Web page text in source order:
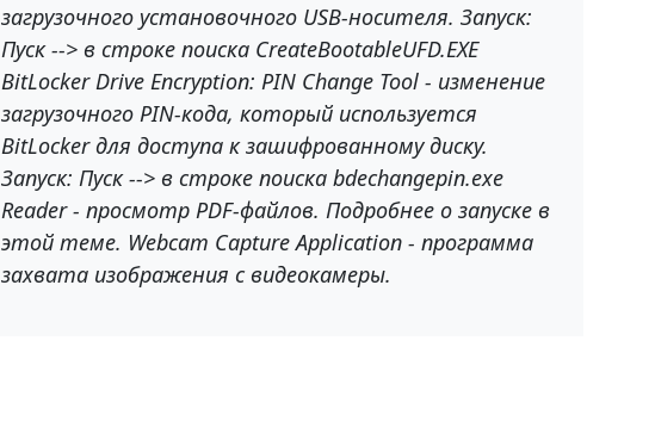
загрузочного установочного USB-носителя. Запуск:
Пуск --> в строке поиска CreateBootableUFD.EXE
BitLocker Drive Encryption: PIN Change Tool - изменение
загрузочного PIN-кода, который используется
BitLocker для доступа к зашифрованному диску.
Запуск: Пуск --> в строке поиска bdechangepin.exe
Reader - просмотр PDF-файлов. Подробнее о запуске в
этой теме. Webcam Capture Application - программа
захвата изображения с видеокамеры.